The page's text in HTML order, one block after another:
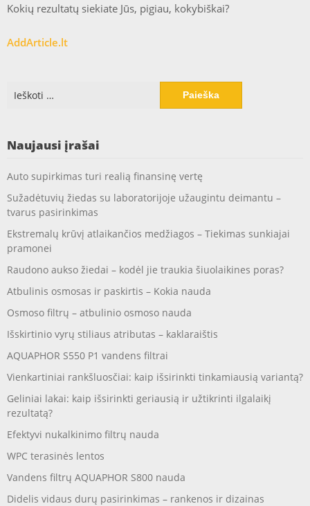
Kokių rezultatų siekiate Jūs, pigiau, kokybiškai?
AddArticle.lt
Naujausi įrašai
Auto supirkimas turi realią finansinę vertę
Sužadėtuvių žiedas su laboratorijoje užaugintu deimantu –
tvarus pasirinkimas
Ekstremalų krūvį atlaikančios medžiagos – Tiekimas sunkiajai
pramonei
Raudono aukso žiedai – kodėl jie traukia šiuolaikines poras?
Atbulinis osmosas ir paskirtis – Kokia nauda
Osmoso filtrų – atbulinio osmoso nauda
Išskirtinio vyrų stiliaus atributas – kaklaraištis
AQUAPHOR S550 P1 vandens filtrai
Vienkartiniai rankšluosčiai: kaip išsirinkti tinkamiausią variantą?
Geliniai lakai: kaip išsirinkti geriausią ir užtikrinti ilgalaikį
rezultatą?
Efektyvi nukalkinimo filtrų nauda
WPC terasinės lentos
Vandens filtrų AQUAPHOR S800 nauda
Didelis vidaus durų pasirinkimas – rankenos ir dizainas